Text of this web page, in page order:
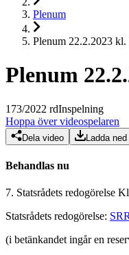
Plenum
Plenum 22.2.2023 kl.
Plenum
173/2022 rdInspelning
Hoppa över videospelaren
Dela video Ladda
Behandlas nu
7. Statsrådets redogörelse
Statsrådets redogörelse:
(i betänkandet ingår en